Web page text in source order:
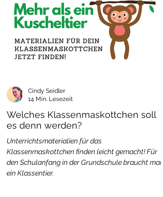
Welches Klassenmaskottchen soll
es denn werden?
Unterrichtsmaterialien für das
Klassenmaskottchen finden leicht gemacht! Für
den Schulanfang in der Grundschule braucht man
ein Klassentier.
Cindy Seidler
14 Min. Lesezeit